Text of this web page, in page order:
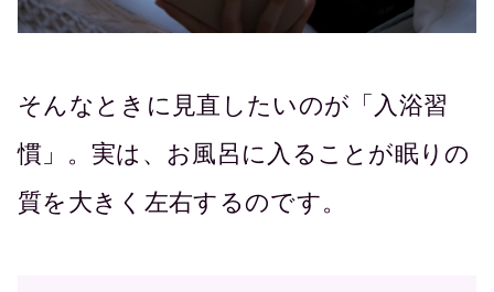
そんなときに見直したいのが「入浴習
慣」。実は、お風呂に入ることが眠りの
質を大きく左右するのです。